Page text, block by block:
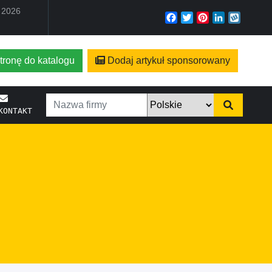
Facebook
TwitterPinterest
LinkedIn
do katalogu Dodaj artykuł sponsorowany